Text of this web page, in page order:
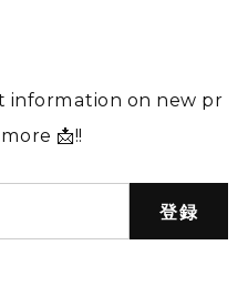
information on new pr
📩!!
登録